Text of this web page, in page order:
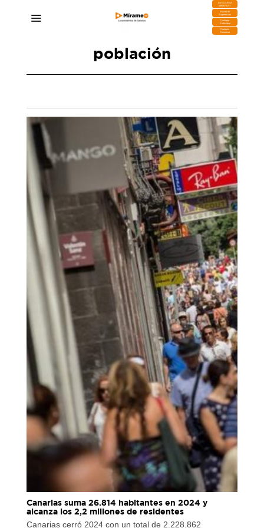
DESCARGA
MIRAPLAY
Buzón de
Sugerencias
Contratar
Publicidad
Contacto
Comercial
población
La inmigración empuja el crecimiento
poblacional de Canarias, que suma en abril
2.258.726 habitantes
09/05/2025
Canarias suma 26.814 habitantes en 2024 y
alcanza los 2,2 millones de residentes
Canarias cerró 2024 con un total de 2.228.862